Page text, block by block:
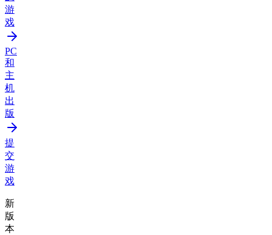
游
戏
PC
和
主
机
出
版
提
交
游
戏
新
版
本